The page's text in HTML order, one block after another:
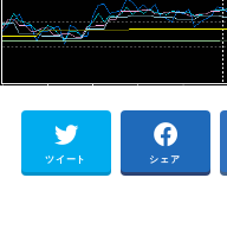
ツイート シェア